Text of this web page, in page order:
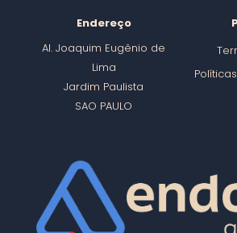
Endereço
Al. Joaquim Eugênio de
Lima
Jardim Paulista
SAO PAULO